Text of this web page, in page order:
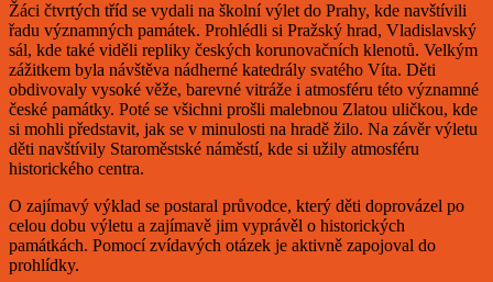
Žáci čtvrtých tříd se vydali na školní výlet do Prahy, kde navštívili
řadu významných památek. Prohlédli si Pražský hrad, Vladislavský
sál, kde také viděli repliky českých korunovačních klenotů. Velkým
zážitkem byla návštěva nádherné katedrály svatého Víta. Děti
obdivovaly vysoké věže, barevné vitráže i atmosféru této významné
české památky. Poté se všichni prošli malebnou Zlatou uličkou, kde
si mohli představit, jak se v minulosti na hradě žilo. Na závěr výletu
děti navštívily Staroměstské náměstí, kde si užily atmosféru
historického centra.
O zajímavý výklad se postaral průvodce, který děti doprovázel po
celou dobu výletu a zajímavě jim vyprávěl o historických
památkách. Pomocí zvídavých otázek je aktivně zapojoval do
prohlídky.